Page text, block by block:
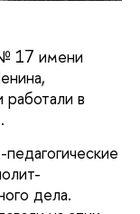
17 имени
в
дела.